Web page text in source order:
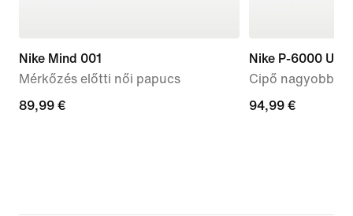
Nike Mind 001
Mérkőzés előtti női papucs
89,99
89,99 €
Nike P-6000
Cipő nagyobb
94,99
94,99 €